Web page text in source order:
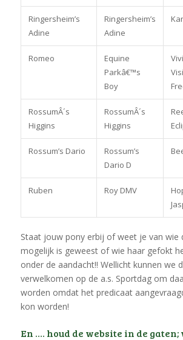
Ringersheim’s
Adine
Ringersheim’s
Adine
Romeo
Equine
Parkâ€™s
Boy
RossumÂ´s
Higgins
RossumÂ´s
Higgins
Rossum’s Dario
Rossum’s
Dario D
Ruben Roy DMV
Staat jouw pony erbij of weet je van wie
mogelijk is geweest of wie haar gefokt
onder de aandacht!! Wellicht kunnen we
verwelkomen op de a.s. Sportdag om
worden omdat het predicaat
kon worden!
En …. houd de website in de gaten;